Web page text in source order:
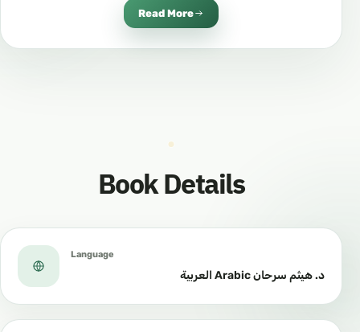
محمد بن صالح العثيمين رحمه الله.
Read More
Book Details
Language
د. هيثم سرحان Arabic العربية